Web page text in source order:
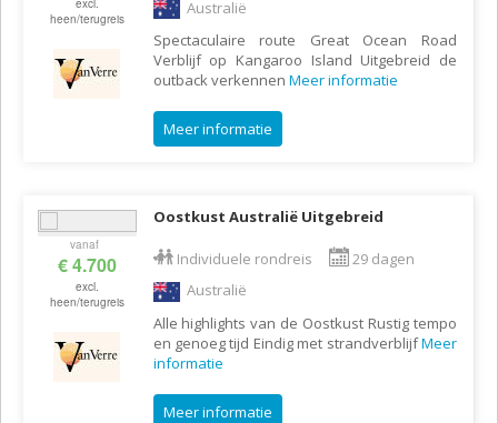
excl.
heen/terugreis
Australië
Spectaculaire route Great Ocean Road
Verblijf op Kangaroo Island Uitgebreid de
outback verkennen Meer informatie
Meer informatie
vanaf
€ 4.700
excl.
heen/terugreis
Oostkust Australië Uitgebreid
Individuele rondreis
29 dagen
Australië
Alle highlights van de Oostkust Rustig tempo
en genoeg tijd Eindig met strandverblijfMeer
informatie
Meer informatie